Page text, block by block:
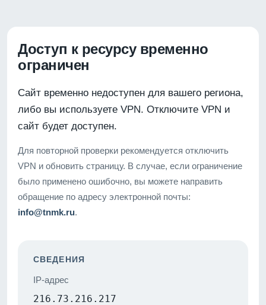
Доступ к ресурсу временно
ограничен
Сайт временно недоступен для вашего региона,
либо вы используете VPN. Отключите VPN и
сайт будет доступен.
Для повторной проверки рекомендуется отключить
VPN и обновить страницу. В случае, если ограничение
было применено ошибочно, вы можете направить
обращение по адресу электронной почты:
info@tnmk.ru.
СВЕДЕНИЯ
IP-адрес
216.73.216.217